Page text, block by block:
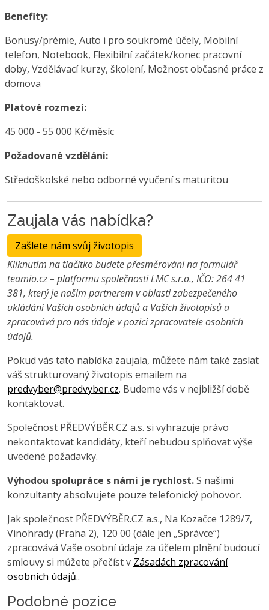
Benefity:
Bonusy/prémie, Auto i pro soukromé účely, Mobilní
telefon, Notebook, Flexibilní začátek/konec pracovní
doby, Vzdělávací kurzy, školení, Možnost občasné práce z
domova
Platové rozmezí:
45 000 - 55 000 Kč/měsíc
Požadované vzdělání:
Středoškolské nebo odborné vyučení s maturitou
Zaujala vás nabídka?
Zašlete nám svůj životopis
Kliknutím na tlačítko budete přesměrováni na formulář
teamio.cz – platformu společnosti LMC s.r.o., IČO: 264 41
381, který je našim partnerem v oblasti zabezpečeného
ukládání Vašich osobních údajů a Vašich životopisů a
zpracovává pro nás údaje v pozici zpracovatele osobních
údajů.
Pokud vás tato nabídka zaujala, můžete nám také zaslat
váš strukturovaný životopis emailem na
predvyber@predvyber.cz. Budeme vás v nejbližší době
kontaktovat.
Společnost PŘEDVÝBĚR.CZ a.s. si vyhrazuje právo
nekontaktovat kandidáty, kteří nebudou splňovat výše
uvedené požadavky.
Výhodou spolupráce s námi je rychlost.S našimi
konzultanty absolvujete pouze telefonický pohovor.
Jak společnost PŘEDVÝBĚR.CZ a.s., Na Kozačce 1289/7,
Vinohrady (Praha 2), 120 00 (dále jen „Správce“)
zpracovává Vaše osobní údaje za účelem plnění budoucí
smlouvy si můžete přečíst v Zásadách zpracování
osobních údajů..
Podobné pozice